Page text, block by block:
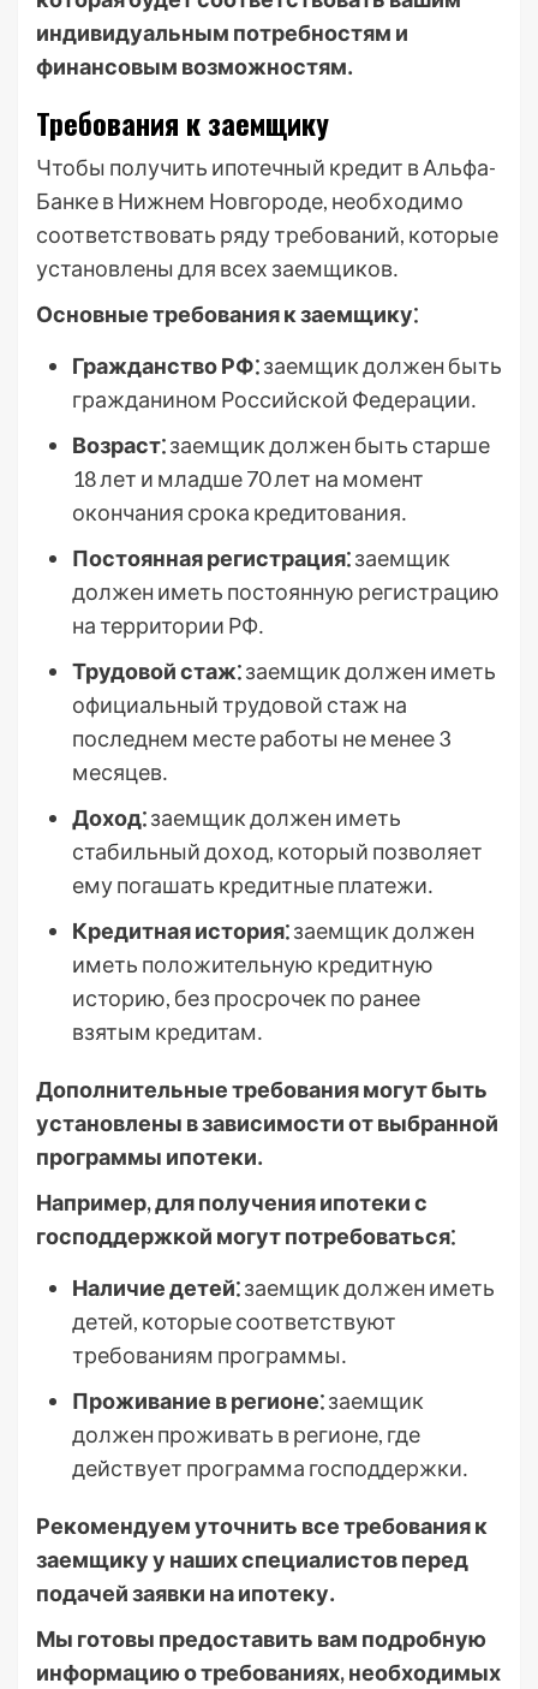
индивидуальным потребностям и
финансовым возможностям․
Требования к заемщику
Чтобы получить ипотечный кредит в Альфа-
Банке в Нижнем Новгороде, необходимо
соответствовать ряду требований, которые
установлены для всех заемщиков․
Основные требования к заемщику⁚
Гражданство РФ⁚заемщик должен быть
гражданином Российской Федерации․
Возраст⁚заемщик должен быть старше
18 лет и младше 70 лет на момент
окончания срока кредитования․
Постоянная регистрация⁚заемщик
должен иметь постоянную регистрацию
на территории РФ․
Трудовой стаж⁚заемщик должен иметь
официальный трудовой стаж на
последнем месте работы не менее 3
месяцев․
Доход⁚заемщик должен иметь
стабильный доход, который позволяет
ему погашать кредитные платежи․
Кредитная история⁚заемщик должен
иметь положительную кредитную
историю, без просрочек по ранее
взятым кредитам․
Дополнительные требования могут быть
установлены в зависимости от выбранной
программы ипотеки․
Например, для получения ипотеки с
господдержкой могут потребоваться⁚
Наличие детей⁚заемщик должен иметь
детей, которые соответствуют
требованиям программы․
Проживание в регионе⁚заемщик
должен проживать в регионе, где
действует программа господдержки․
Рекомендуем уточнить все требования к
заемщику у наших специалистов перед
подачей заявки на ипотеку․
Мы готовы предоставить вам подробную
информацию о требованиях, необходимых